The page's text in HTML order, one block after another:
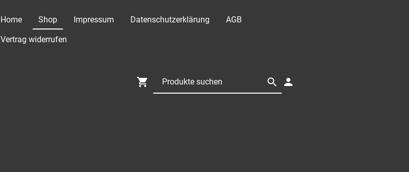
Home Shop Impressum Datenschutzerklärung AGB
Vertrag widerrufen